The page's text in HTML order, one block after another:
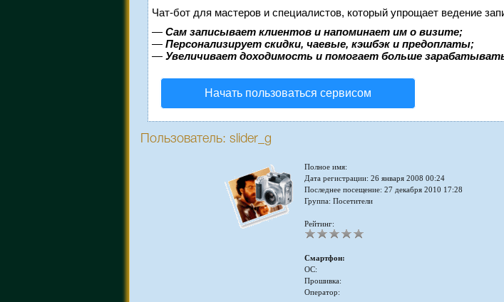
Чат-бот для мастеров и специалистов, который упрощает ведение
— Сам записывает клиентов и напоминает им о визите;
— Персонализирует скидки, чаевые, кэшбэк и предоплаты;
— Увеличивает доходимость и помогает больше
Начать пользоваться сервисом
Пользователь: slider_g
Полное имя:
Дата регистрации: 26 января 2008 00:24
Последнее посещение: 27 декабря 2010 17:28
Группа: Посетители
Рейтинг:
Смартфон:
ОС:
Прошивка:
Оператор: